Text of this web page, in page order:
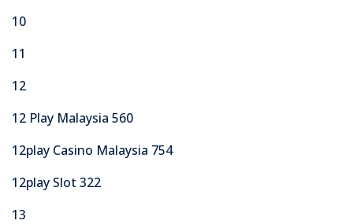
10
11
12
12 Play Malaysia 560
12play Casino Malaysia 754
12play Slot 322
13